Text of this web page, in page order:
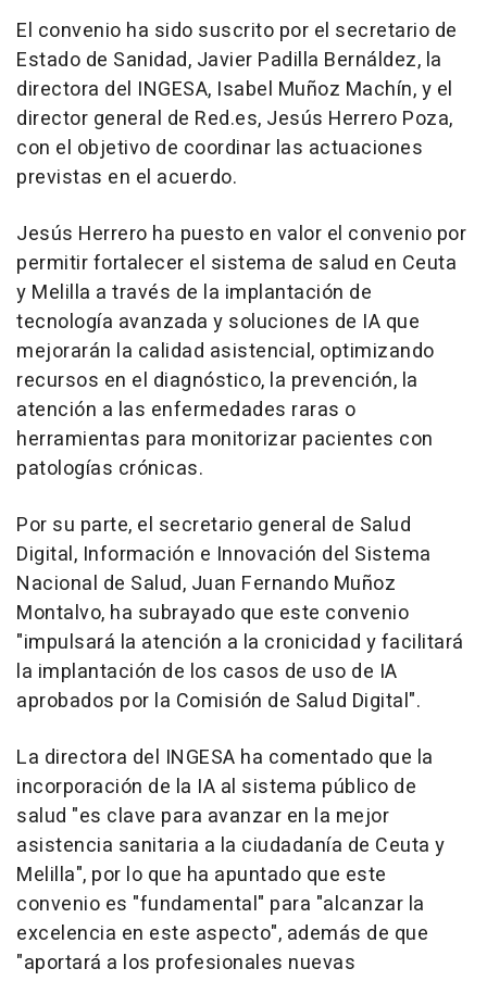
El convenio ha sido suscrito por el secretario de
Estado de Sanidad, Javier Padilla Bernáldez, la
directora del INGESA, Isabel Muñoz Machín, y el
director general de Red.es, Jesús Herrero Poza,
con el objetivo de coordinar las actuaciones
previstas en el acuerdo.
Jesús Herrero ha puesto en valor el convenio por
permitir fortalecer el sistema de salud en Ceuta
y Melilla a través de la implantación de
tecnología avanzada y soluciones de IA que
mejorarán la calidad asistencial, optimizando
recursos en el diagnóstico, la prevención, la
atención a las enfermedades raras o
herramientas para monitorizar pacientes con
patologías crónicas.
Por su parte, el secretario general de Salud
Digital, Información e Innovación del Sistema
Nacional de Salud, Juan Fernando Muñoz
Montalvo, ha subrayado que este convenio
"impulsará la atención a la cronicidad y facilitará
la implantación de los casos de uso de IA
aprobados por la Comisión de Salud Digital".
La directora del INGESA ha comentado que la
incorporación de la IA al sistema público de
salud "es clave para avanzar en la mejor
asistencia sanitaria a la ciudadanía de Ceuta y
Melilla", por lo que ha apuntado que este
convenio es "fundamental" para "alcanzar la
excelencia en este aspecto", además de que
"aportará a los profesionales nuevas